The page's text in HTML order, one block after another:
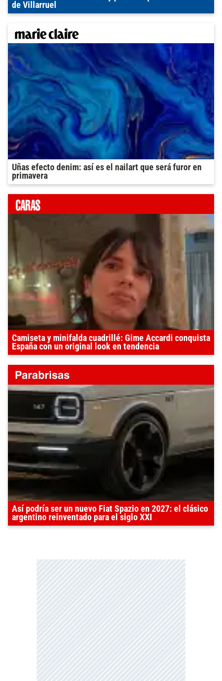
de Villarruel
Uñas efecto denim: así es el nailart que será furor en
primavera
Camiseta y minifalda cuadrillé: Gime Accardi conquista
España con un original look en tendencia
Así podría ser un nuevo Fiat Spazio en 2027: el clásico
argentino reinventado para el siglo XXI